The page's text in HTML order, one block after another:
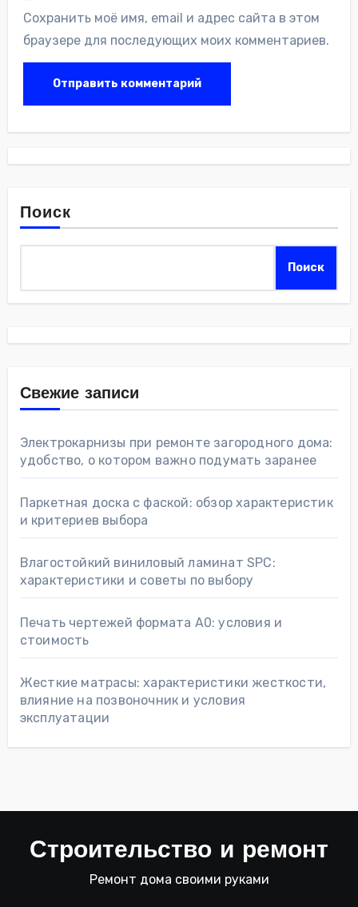
Сохранить моё имя, email и адрес сайта в этом
браузере для последующих моих комментариев.
Поиск
Поиск
Свежие записи
Электрокарнизы при ремонте загородного дома:
удобство, о котором важно подумать заранее
Паркетная доска с фаской: обзор характеристик
и критериев выбора
Влагостойкий виниловый ламинат SPC:
характеристики и советы по выбору
Печать чертежей формата А0: условия и
стоимость
Жесткие матрасы: характеристики жесткости,
влияние на позвоночник и условия
эксплуатации
Строительство и ремонт
Ремонт дома своими руками